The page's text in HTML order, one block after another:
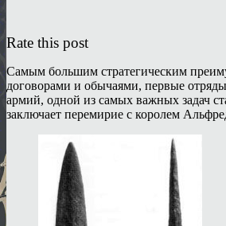
Rate this post
Самым большим стратегическим
договорами и обычаями, первые
армий, одной из самых важных задач
заключает перемирие с королем